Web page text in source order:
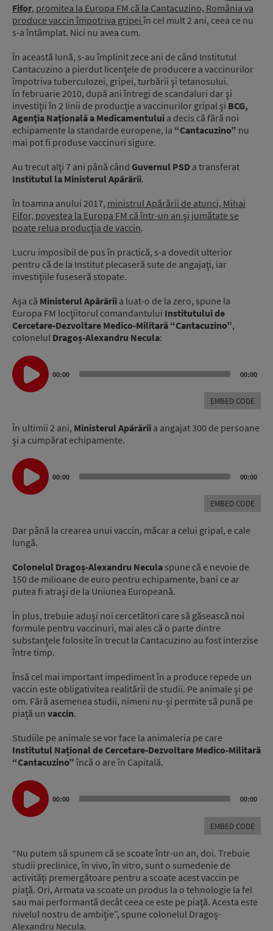
Fifor, promitea la Europa FM că la Cantacuzino, România va
produce vaccin împotriva gripeiîn cel mult 2 ani, ceea ce nu
s-a întâmplat. Nici nu avea cum.
În această lună, s-au împlinit zece ani de când Institutul
Cantacuzino a pierdut licenţele de producere a vaccinurilor
împotriva tuberculozei, gripei, turbării şi tetanosului.
În februarie 2010, după ani întregi de scandaluri dar şi
investiţii în 2 linii de producţie a vaccinurilor gripal şi BCG,
Agenţia Naţională a Medicamentului a decis că fără noi
echipamente la standarde europene, la “Cantacuzino” nu
mai pot fi produse vaccinuri sigure.
Au trecut alţi 7 ani până când Guvernul PSD a transferat
Institutul la Ministerul Apărării.
În toamna anului 2017, ministrul Apărării de atunci, Mihai
Fifor, povestea la Europa FM că într-un an şi jumătate se
poate relua producţia de vaccin.
Lucru imposibil de pus în practică, s-a dovedit ulterior
pentru că de la Institut plecaseră sute de angajaţi, iar
investiţiile fuseseră stopate.
Aşa că Ministerul Apărării a luat-o de la zero, spune la
Europa FM locţiitorul comandantului Institutului de
Cercetare-Dezvoltare Medico-Militară “Cantacuzino”,
colonelul Dragoș-Alexandru Necula:
Audio
Player
00:00 00:00
EMBED CODE
În ultimii 2 ani, Ministerul Apărării a angajat 300 de persoane
şi a cumpărat echipamente.
Audio
Player
00:00 00:00
EMBED CODE
Dar până la crearea unui vaccin, măcar a celui gripal, e cale
lungă.
Colonelul Dragoș-Alexandru Necula spune că e nevoie de
150 de milioane de euro pentru echipamente, bani ce ar
putea fi atraşi de la Uniunea Europeană.
În plus, trebuie aduşi noi cercetători care să găsească noi
formule pentru vaccinuri, mai ales că o parte dintre
substanţele folosite în trecut la Cantacuzino au fost interzise
între timp.
Însă cel mai important impediment în a produce repede un
vaccin este obligativitea realitării de studii. Pe animale şi pe
om. Fără asemenea studii, nimeni nu-şi permite să pună pe
piaţă un vaccin.
Studiile pe animale se vor face la animaleria pe care
Institutul Național de Cercetare-Dezvoltare Medico-Militară
“Cantacuzino”încă o are în Capitală.
Audio
Player
00:00 00:00
EMBED CODE
“Nu putem să spunem că se scoate într-un an, doi. Trebuie
studii preclinice, în vivo, în vitro, sunt o sumedenie de
activităţi premergătoare pentru a scoate acest vaccin pe
piaţă. Ori, Armata va scoate un produs la o tehnologie la fel
sau mai performantă decât ceea ce este pe piaţă. Acesta este
nivelul nostru de ambiţie”, spune colonelul Dragoș-
Alexandru Necula.